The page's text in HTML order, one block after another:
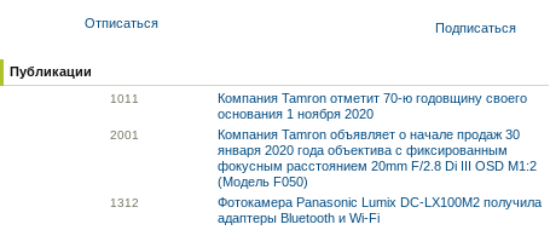
Отписаться Подписаться
Публикации
1011
Компания Tamron отметит 70-ю годовщину своего
основания 1 ноября 2020
2001
Компания Tamron объявляет о начале продаж 30
января 2020 года объектива с фиксированным
фокусным расстоянием 20mm F/2.8 Di III OSD M1:2
(Модель F050)
1312
Фотокамера Panasonic Lumix DC-LX100M2 получила
адаптеры Bluetooth и Wi-Fi